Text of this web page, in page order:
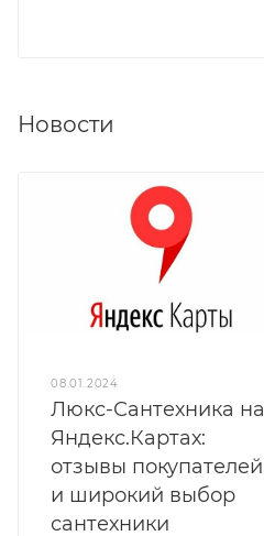
Новости
08.01.2024
Люкс-Сантехника на
Яндекс.Картах:
отзывы покупателей
и широкий выбор
сантехники